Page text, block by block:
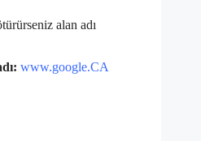
alan adı
www.google.CA